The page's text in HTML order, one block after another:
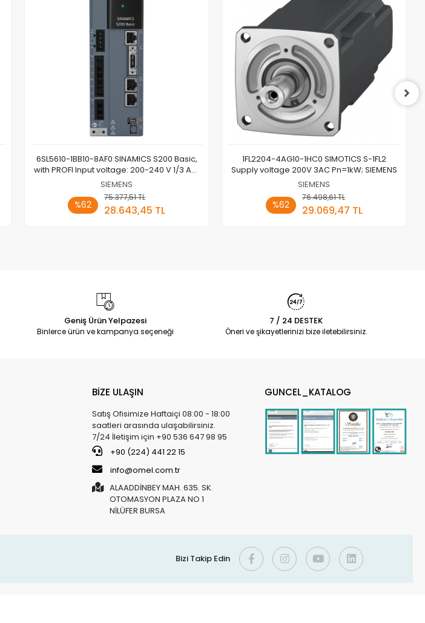
6SL5610-1BB10-8AF0 SINAMICS S200 Basic,
with PROFI Input voltage: 200-240 V 1/3 AC;
Motor: 0.75kW SIEMENS
SIEMENS
%62
75.377,51 TL
28.643,45 TL
Sepete Ekle
1FL2204-4AG10-1HC0 SIMOTICS S-1FL2
Supply voltage 200V 3AC Pn=1kW; SIEMENS
SIEMENS
%62
76.498,61 TL
29.069,47 TL
Sepete Ekle
Geniş Ürün Yelpazesi
Binlerce ürün ve kampanya seçeneği
7 / 24 DESTEK
Öneri ve şikayetlerinizi bize iletebilirsiniz.
BİZE ULAŞIN
Satış Ofisimize Haftaiçi 08:00 - 18:00
saatleri arasında ulaşabilirsiniz.
7/24 İletişim için +90 536 647 98 95
+90 (224) 441 22 15
info@omel.com.tr
ALAADDİNBEY MAH. 635. SK.
OTOMASYON PLAZA NO 1
NİLÜFER BURSA
GUNCEL_KATALOG
Bizi Takip Edin